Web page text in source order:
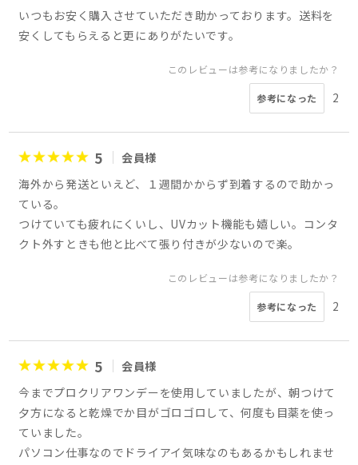
いつもお安く購入させていただき助かっております。送料を
安くしてもらえると更にありがたいです。
このレビューは参考になりましたか？
参考になった 2
5
会員様
海外から発送といえど、１週間かからず到着するので助かっ
ている。
つけていても疲れにくいし、UVカット機能も嬉しい。コンタ
クト外すときも他と比べて張り付きが少ないので楽。
このレビューは参考になりましたか？
参考になった 2
5
会員様
今までプロクリアワンデーを使用していましたが、朝つけて
夕方になると乾燥でか目がゴロゴロして、何度も目薬を使っ
ていました。
パソコン仕事なのでドライアイ気味なのもあるかもしれませ